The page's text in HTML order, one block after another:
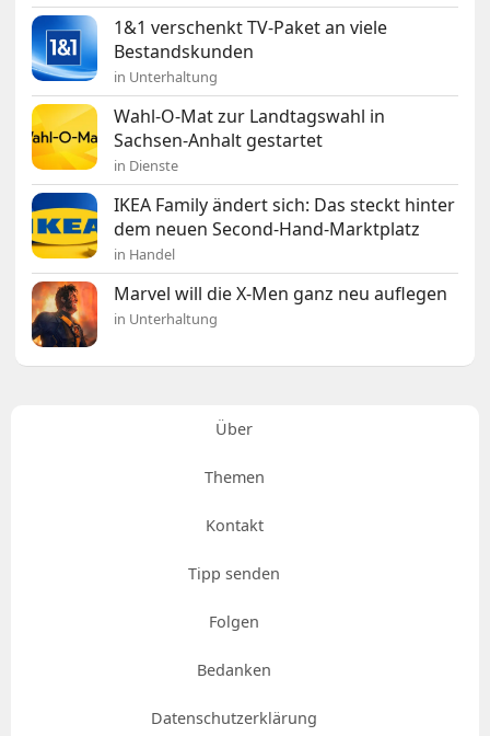
1&1 verschenkt TV-Paket an viele
Bestandskunden
in Unterhaltung
Wahl-O-Mat zur Landtagswahl in
Sachsen-Anhalt gestartet
in Dienste
IKEA Family ändert sich: Das steckt hinter
dem neuen Second-Hand-Marktplatz
in Handel
Marvel will die X-Men ganz neu auflegen
in Unterhaltung
Über
Themen
Kontakt
Tipp senden
Folgen
Bedanken
Datenschutzerklärung